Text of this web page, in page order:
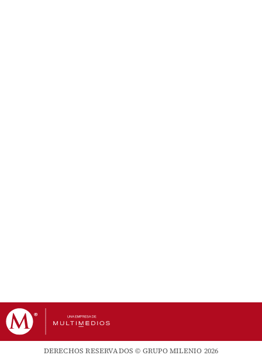
DERECHOS RESERVADOS © GRUPO MILENIO 2026